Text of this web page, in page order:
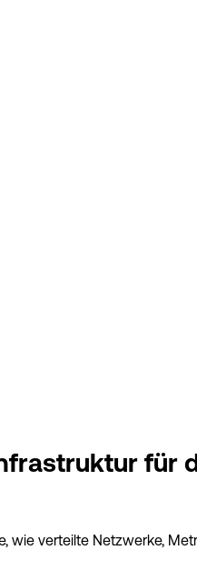
für
wie verteilte Netzwerke,